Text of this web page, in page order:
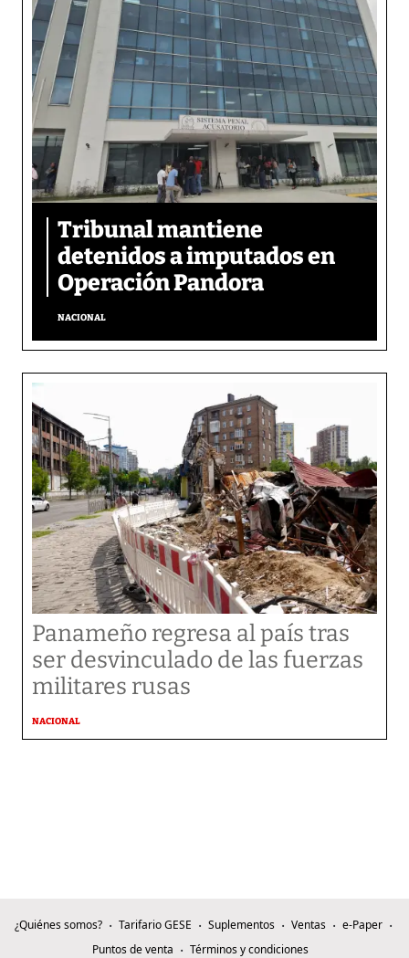
Tribunal mantiene
detenidos a imputados en
Operación Pandora
NACIONAL
Panameño regresa al país tras
ser desvinculado de las fuerzas
militares rusas
NACIONAL
¿Quiénes somos? Tarifario GESE Suplementos Ventas
e-Paper
Puntos de venta
Términos y condiciones